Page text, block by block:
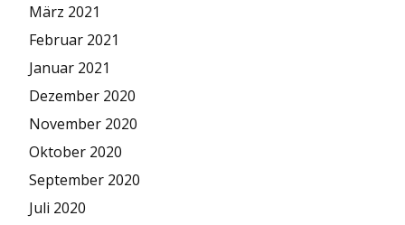
März 2021
Februar 2021
Januar 2021
Dezember 2020
November 2020
Oktober 2020
September 2020
Juli 2020